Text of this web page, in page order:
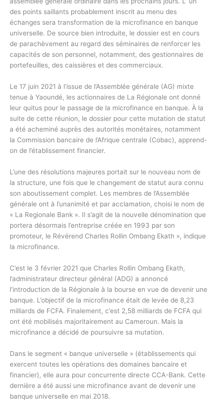
des points saillants probablement inscrit au menu des
échanges sera transformation de la microfinance en banque
universelle. De source bien introduite, le dossier est en cours
de parachèvement au regard des séminaires de renforcer les
capacités de son personnel, notamment, des gestionnaires de
portefeuilles, des caissières et des commerciaux.
Le 17 juin 2021 à l’issue de l’Assemblée générale (AG) mixte
tenue à Yaoundé, les actionnaires de La Régionale ont donné
leur quitus pour le passage de la microfinance en banque. À la
suite de cette réunion, le dossier pour cette mutation de statut
a été acheminé auprès des autorités monétaires, notamment
la Commission bancaire de l’Afrique centrale (Cobac), apprend-
on de l’établissement financier.
L’une des résolutions majeures portait sur le nouveau nom de
la structure, une fois que le changement de statut aura connu
son aboutissement complet. Les membres de l’Assemblée
générale ont à l’unanimité et par acclamation, choisi le nom de
« La Regionale Bank ». Il s’agit de la nouvelle dénomination que
portera désormais l’entreprise créée en 1993 par son
promoteur, le Révérend Charles Rollin Ombang Ekath », indique
la microfinance.
C’est le 3 février 2021 que Charles Rollin Ombang Ekath,
l’administrateur directeur général (ADG) a annoncé
l’introduction de la Régionale à la bourse en vue de devenir une
banque. L’objectif de la microfinance était de levée de 8,23
milliards de FCFA. Finalement, c’est 2,58 milliards de FCFA qui
ont été mobilisés majoritairement au Cameroun. Mais la
microfinance a décidé de poursuivre sa mutation.
Dans le segment « banque universelle » (établissements qui
exercent toutes les opérations des domaines bancaire et
financier), elle aura pour concurrente directe CCA-Bank. Cette
dernière a été aussi une microfinance avant de devenir une
banque universelle en mai 2018.